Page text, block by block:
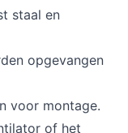
staal en
opgevangen
voor montage.
of het